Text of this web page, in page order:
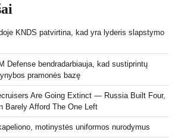
KNDS patvirtina, kad yra lyderis slapstymo
Defense bendradarbiauja, kad sustiprintų
pramonės bazę
Are Going Extinct — Russia Built Four,
Barely Afford The One Left
motinystės uniformos nurodymus